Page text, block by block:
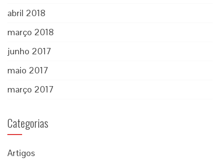
abril 2018
março 2018
junho 2017
maio 2017
março 2017
Categorias
Artigos